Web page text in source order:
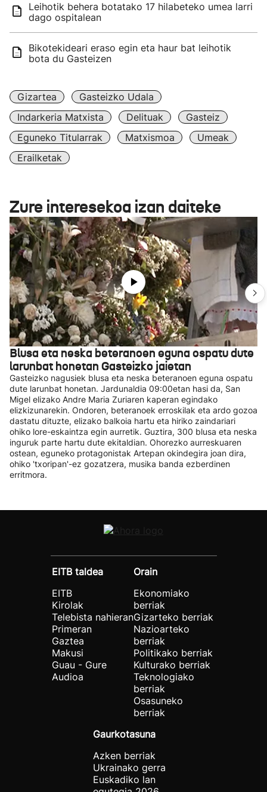
Leihotik behera botatako 17 hilabeteko umea larri
dago ospitalean
Bikotekideari eraso egin eta haur bat leihotik
bota du Gasteizen
Gizartea
Gasteizko Udala
Indarkeria Matxista
Delituak
Gasteiz
Eguneko Titularrak
Matxismoa
Umeak
Erailketak
Zure interesekoa izan daiteke
Blusa eta neska beteranoen eguna ospatu dute
larunbat honetan Gasteizko jaietan
Gasteizko nagusiek blusa eta neska beteranoen eguna ospatu
dute larunbat honetan. Jardunaldia 09:00etan hasi da, San
Migel elizako Andre Maria Zuriaren kaperan egindako
elizkizunarekin. Ondoren, beteranoek erroskilak eta ardo gozoa
dastatu dituzte, elizako balkoia hartu eta hiriko zaindariari
ohiko lore-eskaintza egin aurretik. Guztira, 300 blusa eta neska
inguruk parte hartu dute ekitaldian. Ohorezko aurreskuaren
ostean, eguneko protagonistak Artepan okindegira joan dira,
ohiko 'txoripan'-ez gozatzera, musika banda ezberdinen
erritmora.
EITB taldea
EITB
Kirolak
Telebista nahieran
Primeran
Gaztea
Makusi
Guau - Gure
Audioa
Orain
Ekonomiako
berriak
Gizarteko berriak
Nazioarteko
berriak
Politikako berriak
Kulturako berriak
Teknologiako
berriak
Osasuneko
berriak
Gaurkotasuna
Azken berriak
Ukrainako gerra
Euskadiko lan